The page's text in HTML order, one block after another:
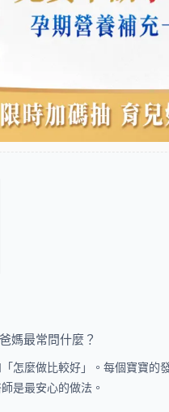
媽最常問什麼？
怎麼做比較好」。每個寶寶
是最安心的做法。